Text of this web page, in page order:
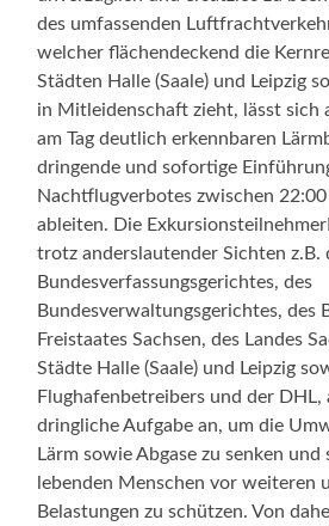
des umfassenden
welcher flächendeckend die
Städten Halle (Saale) und Leipzig
in Mitleidenschaft zieht, lässt sich
am Tag deutlich erkennbaren
dringende und sofortige
Nachtflugverbotes zwischen
ableiten. Die
trotz anderslautender Sichten z.B.
Bundesverfassungsgerichtes, des
Bundesverwaltungsgerichtes, des
Freistaates Sachsen, des Landes
Städte Halle (Saale) und Leipzig
Flughafenbetreibers und der DHL,
dringliche Aufgabe an, um die
Lärm sowie Abgase zu senken
lebenden Menschen vor weiteren
Belastungen zu schützen. Von